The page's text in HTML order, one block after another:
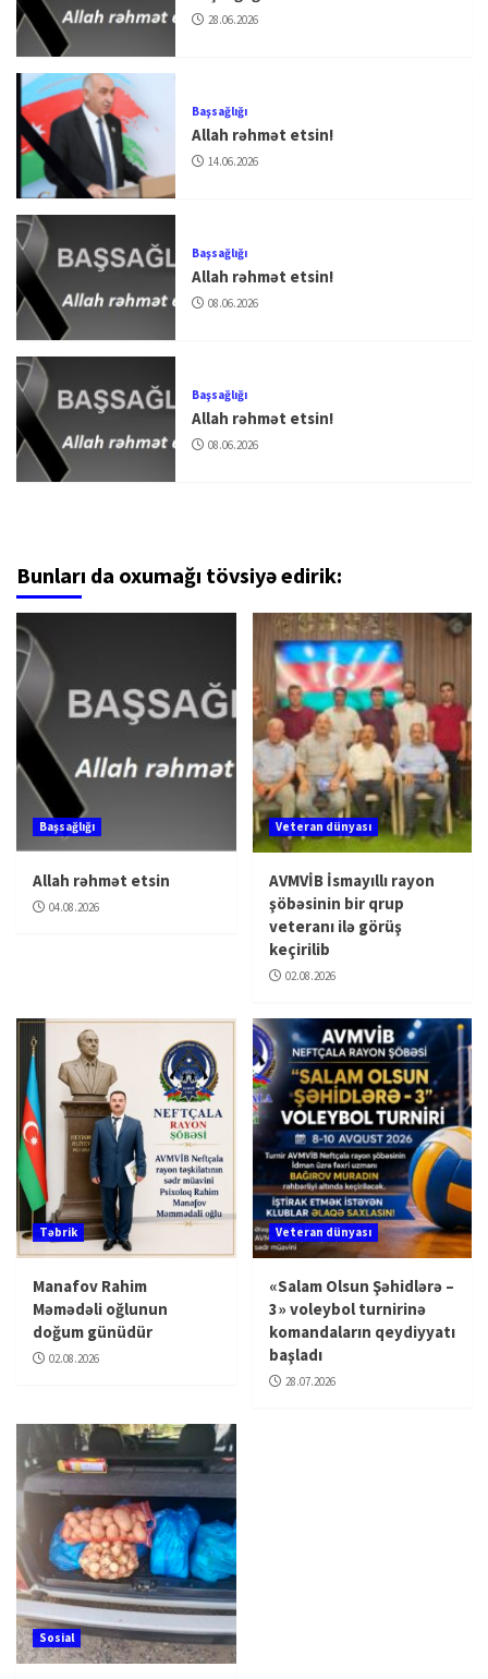
28.06.2026
Başsağlığı
Allah rəhmət etsin!
14.06.2026
Başsağlığı
Allah rəhmət etsin!
08.06.2026
Başsağlığı
Allah rəhmət etsin!
08.06.2026
Bunları da oxumağı tövsiyə edirik:
Başsağlığı
Allah rəhmət etsin
04.08.2026
Veteran dünyası
AVMVİB İsmayıllı rayon
şöbəsinin bir qrup
veteranı ilə görüş
keçirilib
02.08.2026
Təbrik
Manafov Rahim
Məmədəli oğlunun
doğum günüdür
02.08.2026
Veteran dünyası
«Salam Olsun Şəhidlərə –
3» voleybol turnirinə
komandaların qeydiyyatı
başladı
28.07.2026
Sosial